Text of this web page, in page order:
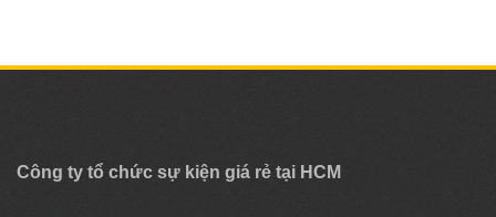
Công ty tổ chức sự kiện giá rẻ tại HCM